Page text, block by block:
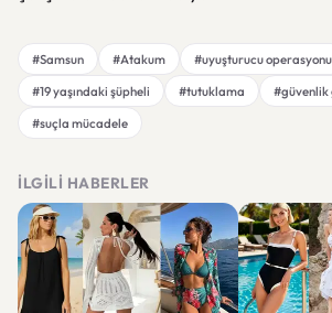
#Samsun #Atakum
#uyuşturucu operasyonu
#19 yaşındaki şüpheli
#tutuklama
#güvenlik
#suçla mücadele
İLGILI HABERLER